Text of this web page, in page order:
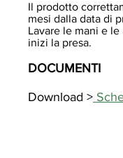
Il prodotto
mesi dalla data di
Lavare le mani e
inizi la presa.
DOCUMENTI
Download >